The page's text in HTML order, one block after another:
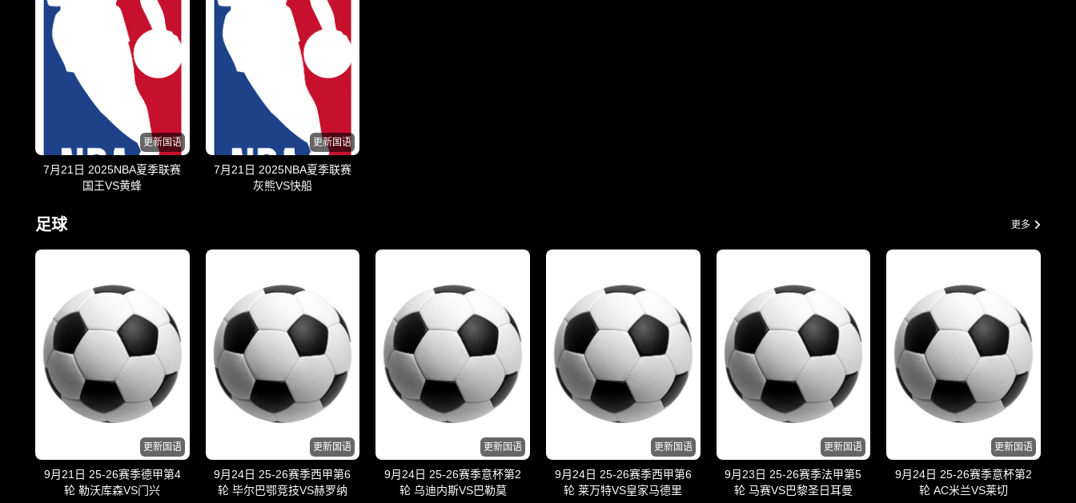
更新国语
7月21日 2025NBA夏季联赛
国王VS黄蜂
更新国语
7月21日 2025NBA夏季联赛
灰熊VS快船
足球 更多
更新国语
9月21日 25-26赛季德甲第4
轮 勒沃库森VS门兴
更新国语
9月24日 25-26赛季西甲第6
轮 毕尔巴鄂竞技VS赫罗纳
更新国语
9月24日 25-26赛季意杯第2
轮 乌迪内斯VS巴勒莫
更新国语
9月24日 25-26赛季西甲第6
轮 莱万特VS皇家马德里
更新国语
9月23日 25-26赛季法甲第5
轮 马赛VS巴黎圣日耳曼
更新国语
9月24日 25-26赛季意杯第2
轮 AC米兰VS莱切